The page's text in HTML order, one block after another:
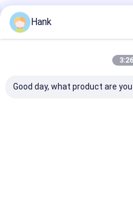
Empfohlene Produkte
Hank
Good day, what product are